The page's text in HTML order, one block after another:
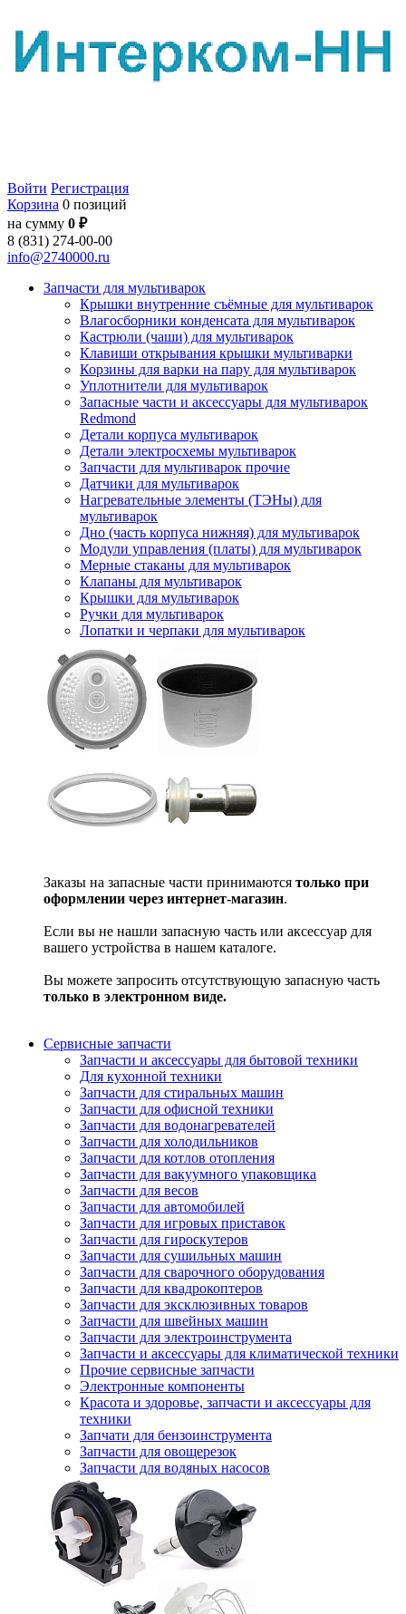
Войти Регистрация
Корзина 0 позиций
на сумму 0 ₽
8 (831) 274-00-00
info@2740000.ru
Запчасти для мультиварок
Крышки внутренние съёмные для мультиварок
Влагосборники конденсата для мультиварок
Кастрюли (чаши) для мультиварок
Клавиши открывания крышки мультиварки
Корзины для варки на пару для мультиварок
Уплотнители для мультиварок
Запасные части и аксессуары для мультиварок
Redmond
Детали корпуса мультиварок
Детали электросхемы мультиварок
Запчасти для мультиварок прочие
Датчики для мультиварок
Нагревательные элементы (ТЭНы) для
мультиварок
Дно (часть корпуса нижняя) для мультиварок
Модули управления (платы) для мультиварок
Мерные стаканы для мультиварок
Клапаны для мультиварок
Крышки для мультиварок
Ручки для мультиварок
Лопатки и черпаки для мультиварок
Заказы на запасные части принимаются только при
оформлении через интернет-магазин.
Если вы не нашли запасную часть или аксессуар для
вашего устройства в нашем каталоге.
Вы можете запросить отсутствующую запасную часть
только в электронном виде.
Сервисные запчасти
Запчасти и аксессуары для бытовой техники
Для кухонной техники
Запчасти для стиральных машин
Запчасти для офисной техники
Запчасти для водонагревателей
Запчасти для холодильников
Запчасти для котлов отопления
Запчасти для вакуумного упаковщика
Запчасти для весов
Запчасти для автомобилей
Запчасти для игровых приставок
Запчасти для гироскутеров
Запчасти для сушильных машин
Запчасти для сварочного оборудования
Запчасти для квадрокоптеров
Запчасти для эксклюзивных товаров
Запчасти для швейных машин
Запчасти для электроинструмента
Запчасти и аксессуары для климатической техники
Прочие сервисные запчасти
Электронные компоненты
Красота и здоровье, запчасти и аксессуары для
техники
Запчати для бензоинструмента
Запчасти для овощерезок
Запчасти для водяных насосов